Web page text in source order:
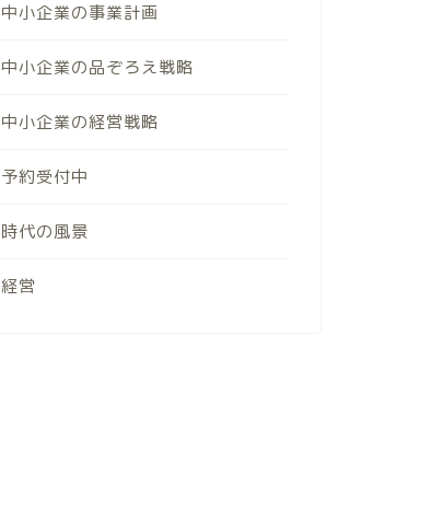
中小企業の事業計画
中小企業の品ぞろえ戦略
中小企業の経営戦略
予約受付中
時代の風景
経営